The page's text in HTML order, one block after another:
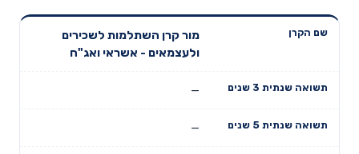
שנתית 3
תשואה
שנתית 5
מור קרן השתלמות לשכירים
ולעצמאים - אשראי ואג"ח
—
—